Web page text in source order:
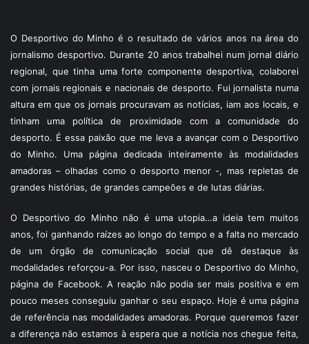
O Desportivo do Minho é o resultado de vários anos na área do
jornalismo desportivo. Durante 20 anos trabalhei num jornal diário
regional, que tinha uma forte componente desportiva, colaborei
com jornais regionais e nacionais de desporto. Fui jornalista numa
altura em que os jornais procuravam as notícias, iam aos locais, e
tinham uma política de proximidade com a comunidade do
desporto. É essa paixão que me leva a avançar com o Desportivo
do Minho. Uma página dedicada inteiramente às modalidades
amadoras – olhadas como o desporto menor -, mas repletas de
grandes histórias, de grandes campeões e de lutas diárias.
O Desportivo do Minho não é uma utopia…a ideia tem muitos
anos, foi ganhando raízes ao longo do tempo e a falta no mercado
de um órgão de comunicação social que dê destaque às
modalidades reforçou-a. Por isso, nasceu o Desportivo do Minho,
página de Facebook. A reação não podia ser mais positiva e em
pouco meses conseguiu ganhar o seu espaço. Hoje é uma página
de referência nas modalidades amadoras. Porque queremos fazer
a diferença não estamos à espera que a notícia nos chegue feita,